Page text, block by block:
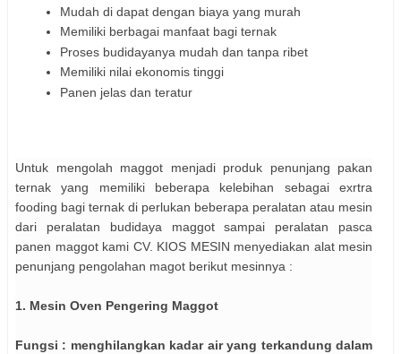
Mudah di dapat dengan biaya yang murah
Memiliki berbagai manfaat bagi ternak
Proses budidayanya mudah dan tanpa ribet
Memiliki nilai ekonomis tinggi
Panen jelas dan teratur
Untuk mengolah maggot menjadi produk penunjang pakan
ternak yang memiliki beberapa kelebihan sebagai exrtra
fooding bagi ternak di perlukan beberapa peralatan atau mesin
dari peralatan budidaya maggot sampai peralatan pasca
panen maggot kami CV. KIOS MESIN menyediakan alat mesin
penunjang pengolahan magot berikut mesinnya :
1. Mesin Oven Pengering Maggot
Fungsi : menghilangkan kadar air yang terkandung dalam